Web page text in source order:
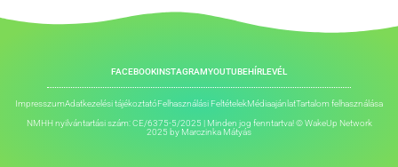
FACEBOOKINSTAGRAMYOUTUBEHÍRLEVÉL
ImpresszumAdatkezelési tájékoztatóFelhasználási FeltételekMédiaajánlatTartalom felhasználása
NMHH nyilvántartási szám: CE/6375-5/2025 | Minden jog fenntartva! © WakeUp Network
2025 by Marczinka Mátyás